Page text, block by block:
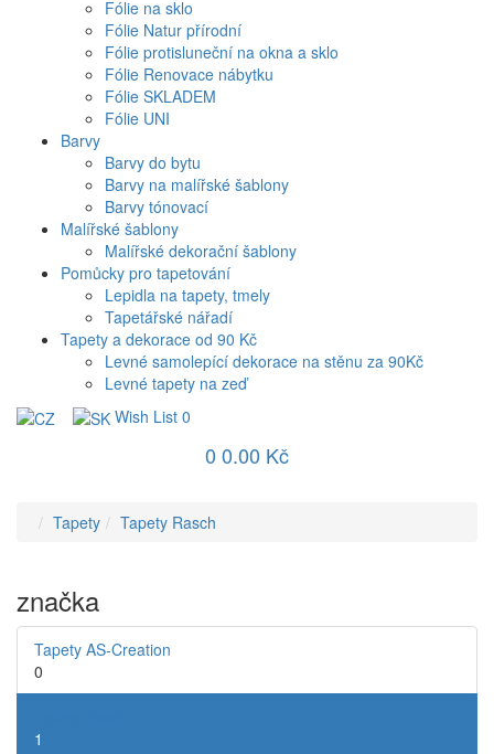
Fólie na sklo
Fólie Natur přírodní
Fólie protisluneční na okna a sklo
Fólie Renovace nábytku
Fólie SKLADEM
Fólie UNI
Barvy
Barvy do bytu
Barvy na malířské šablony
Barvy tónovací
Malířské šablony
Malířské dekorační šablony
Pomůcky pro tapetování
Lepidla na tapety, tmely
Tapetářské nářadí
Tapety a dekorace od 90 Kč
Levné samolepící dekorace na stěnu za 90Kč
Levné tapety na zeď
Wish List 0
0 0.00 Kč
Tapety Tapety Rasch
značka
Tapety AS-Creation
0
1